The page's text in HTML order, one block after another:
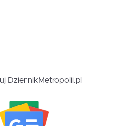
DziennikMetropolii.pl